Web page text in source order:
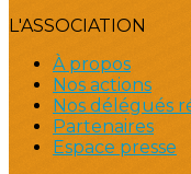
L'ASSOCIATION
À propos
Nos actions
Nos délégués
Partenaires
Espace presse